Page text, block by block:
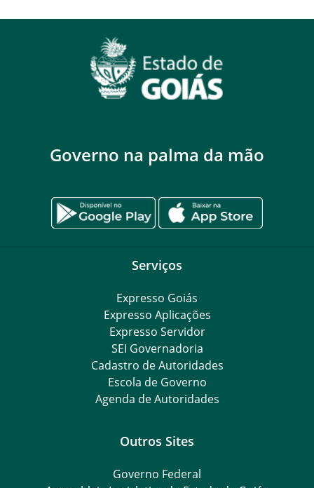
Governo na palma da mão
Serviços
Expresso Goiás
Expresso Aplicações
Expresso Servidor
SEI Governadoria
Cadastro de Autoridades
Escola de Governo
Agenda de Autoridades
Outros Sites
Governo Federal